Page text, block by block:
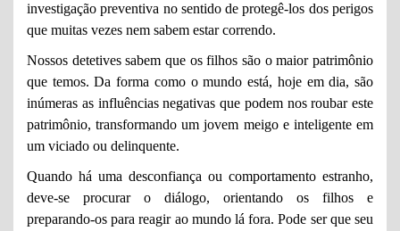
investigação preventiva no sentido de protegê-los dos perigos
que muitas vezes nem sabem estar correndo.
Nossos detetives sabem que os filhos são o maior patrimônio
que temos. Da forma como o mundo está, hoje em dia, são
inúmeras as influências negativas que podem nos roubar este
patrimônio, transformando um jovem meigo e inteligente em
um viciado ou delinquente.
Quando há uma desconfiança ou comportamento estranho,
deve-se procurar o diálogo, orientando os filhos e
preparando-os para reagir ao mundo lá fora. Pode ser que seu